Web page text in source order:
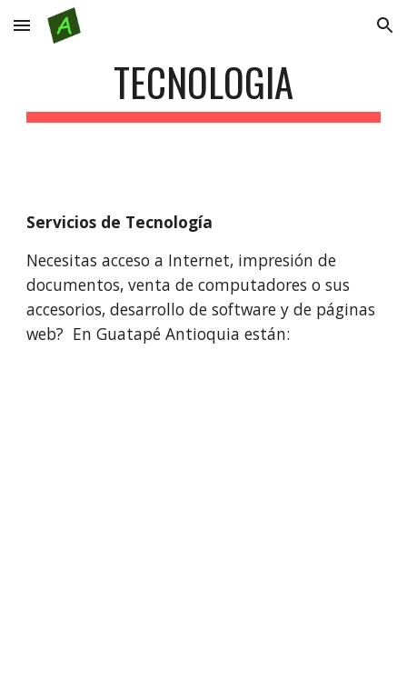
Skip to main content Skip to navigation
TECNOLOGIA
Servicios de Tecnología
Necesitas acceso a Internet, impresión de
documentos, venta de computadores o sus
accesorios, desarrollo de software y de páginas
web?  En Guatapé Antioquia están: